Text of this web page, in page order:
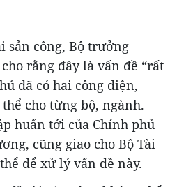
sản công, Bộ trưởng
rằng đây là vấn đề “rất
đã có hai công điện,
cho từng bộ, ngành.
huấn tới của Chính phủ
cũng giao cho Bộ Tài
để xử lý vấn đề này.